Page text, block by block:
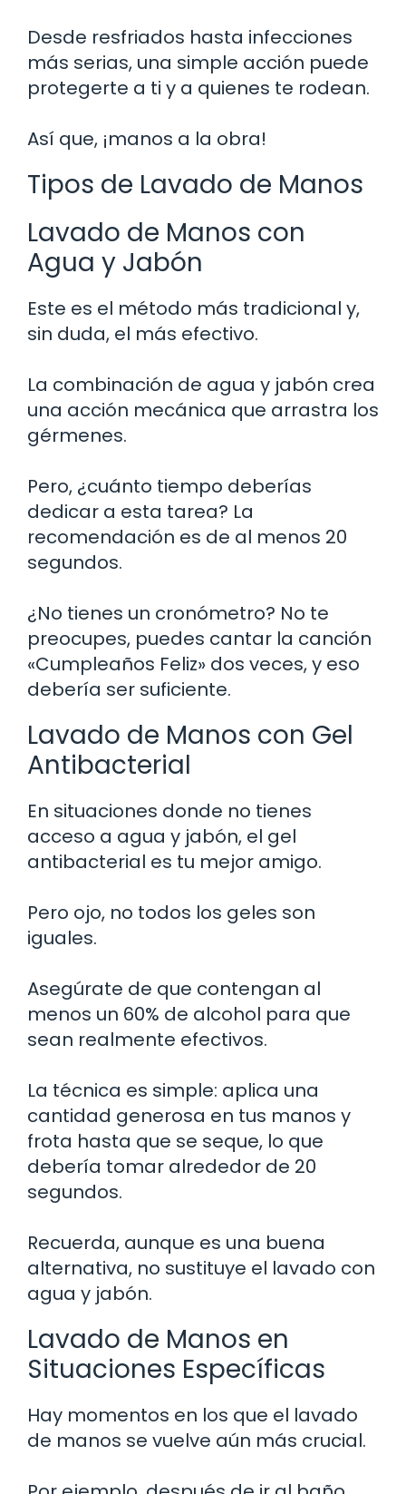
Desde resfriados hasta infecciones
más serias, una simple acción puede
protegerte a ti y a quienes te rodean.
Así que, ¡manos a la obra!
Tipos de Lavado de Manos
Lavado de Manos con
Agua y Jabón
Este es el método más tradicional y,
sin duda, el más efectivo.
La combinación de agua y jabón crea
una acción mecánica que arrastra los
gérmenes.
Pero, ¿cuánto tiempo deberías
dedicar a esta tarea? La
recomendación es de al menos 20
segundos.
¿No tienes un cronómetro? No te
preocupes, puedes cantar la canción
«Cumpleaños Feliz» dos veces, y eso
debería ser suficiente.
Lavado de Manos con Gel
Antibacterial
En situaciones donde no tienes
acceso a agua y jabón, el gel
antibacterial es tu mejor amigo.
Pero ojo, no todos los geles son
iguales.
Asegúrate de que contengan al
menos un 60% de alcohol para que
sean realmente efectivos.
La técnica es simple: aplica una
cantidad generosa en tus manos y
frota hasta que se seque, lo que
debería tomar alrededor de 20
segundos.
Recuerda, aunque es una buena
alternativa, no sustituye el lavado con
agua y jabón.
Lavado de Manos en
Situaciones Específicas
Hay momentos en los que el lavado
de manos se vuelve aún más crucial.